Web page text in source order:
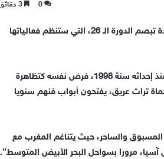
0
كشف مهرجان كناوة وموسيقى العالم عن لقاءات موسيقية استثنائية جديدة تبصم الدورة الـ 26، التي ستنظم فعالياتها
وأوضح المنظمون في بلاغ أن مهرجان كناوة وموسيقى العالم بالصويرة، منذ إحداثه سنة 1998، فرض نفسه كتظاهرة
تراث عريق، يفتحون أبواب فنهم سنويا
المسبوق والساحر، حيث يتناغم المغرب مع
آسيا، مرورا بسواحل البحر الأبيض المتوسط”.